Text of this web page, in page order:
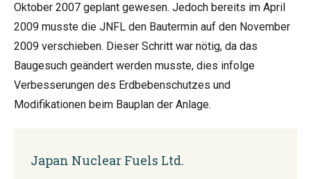
Oktober 2007 geplant gewesen. Jedoch bereits im April
2009 musste die JNFL den Bautermin auf den November
2009 verschieben. Dieser Schritt war nötig, da das
Baugesuch geändert werden musste, dies infolge
Verbesserungen des Erdbebenschutzes und
Modifikationen beim Bauplan der Anlage.
Japan Nuclear Fuels Ltd.